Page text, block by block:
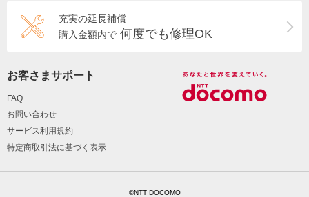
充実の延長補償
購入金額内で 何度でも修理OK
お客さまサポート
FAQ
お問い合わせ
サービス利用規約
特定商取引法に基づく表示
©NTT DOCOMO